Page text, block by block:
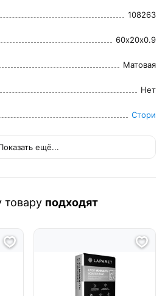
108263
60x20x0.9
Матовая
Нет
Стори
ещё...
товару подходят